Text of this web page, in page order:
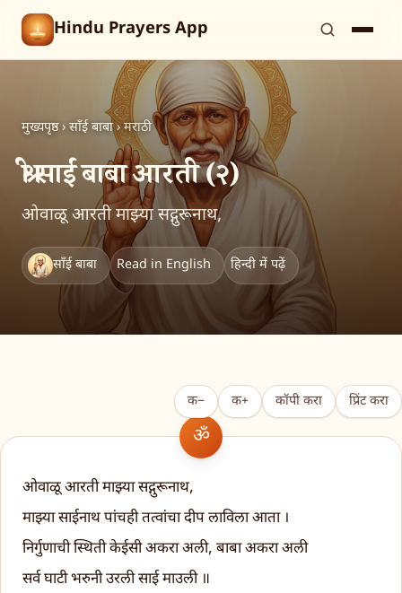
Hindu Prayers App
मुख्यपृष्ठ › साँई बाबा › मराठी
श्री साईं बाबा आरती (२)
ओवाळू आरती माझ्या सद्गुरूनाथ,
साँई बाबा Read in English हिन्दी में पढ़ें
क− क+ कॉपी करा प्रिंट करा
ओवाळू आरती माझ्या सद्गुरूनाथ,
माझ्या साईनाथ पांचही तत्वांचा दीप लाविला आता ।
निर्गुणाची स्थिती केईसी अकरा अली, बाबा अकरा अली
सर्व घाटी भरुनी उरली साई माउली ॥